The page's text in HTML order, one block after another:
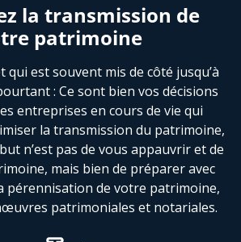
la transmission de
patrimoine
qui est souvent mis de côté jusqu’à
: Ce sont bien vos décisions
entreprises en cours de vie qui
la transmission du patrimoine,
n’est pas de vous appauvrir et de
mais bien de préparer avec
pérennisation de votre patrimoine,
patrimoniales et notariales.